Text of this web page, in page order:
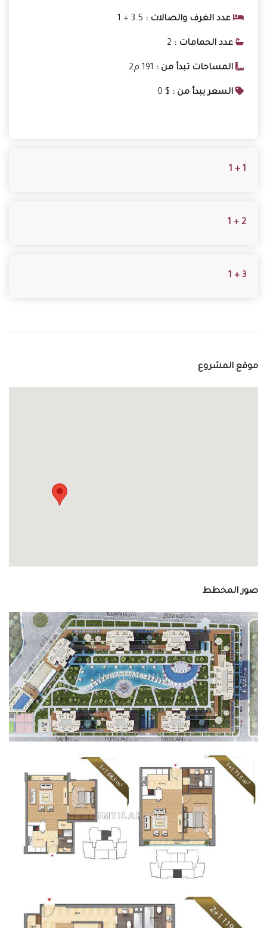
عدد الغرف والصالات : 3.5 + 1
عدد الحمامات : 2
المساحات تبدأ من : 191 م2
السعر يبدأ من : 0 $
1 + 1
2 + 1
3 + 1
موقع المشروع
صور المخطط